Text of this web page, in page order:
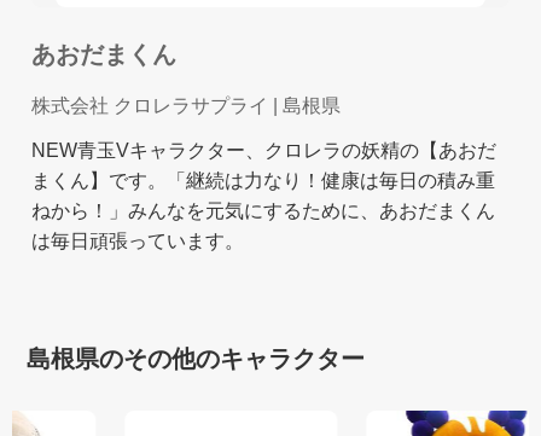
あおだまくん
株式会社 クロレラサプライ | 島根県
NEW青玉Vキャラクター、クロレラの妖精の【あおだ
まくん】です。「継続は力なり！健康は毎日の積み重
ねから！」みんなを元気にするために、あおだまくん
は毎日頑張っています。
島根県のその他のキャラクター